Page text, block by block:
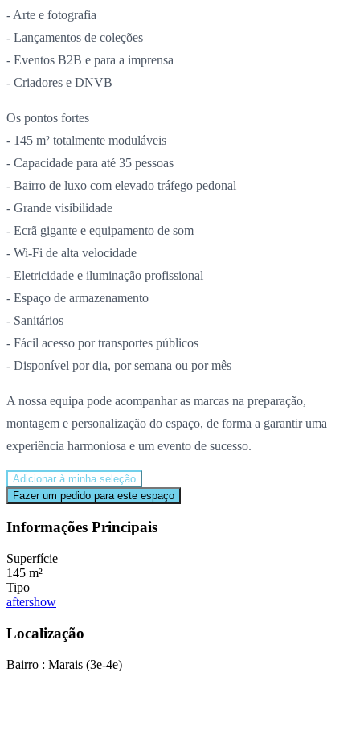
- Arte e fotografia
- Lançamentos de coleções
- Eventos B2B e para a imprensa
- Criadores e DNVB
Os pontos fortes
- 145 m² totalmente moduláveis
- Capacidade para até 35 pessoas
- Bairro de luxo com elevado tráfego pedonal
- Grande visibilidade
- Ecrã gigante e equipamento de som
- Wi-Fi de alta velocidade
- Eletricidade e iluminação profissional
- Espaço de armazenamento
- Sanitários
- Fácil acesso por transportes públicos
- Disponível por dia, por semana ou por mês
A nossa equipa pode acompanhar as marcas na preparação,
montagem e personalização do espaço, de forma a garantir uma
experiência harmoniosa e um evento de sucesso.
Adicionar à minha seleção
Fazer um pedido para este espaço
Informações Principais
Superfície
145 m²
Tipo
aftershow
Localização
Bairro : Marais (3e-4e)